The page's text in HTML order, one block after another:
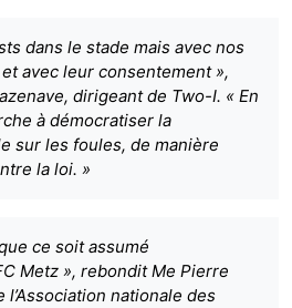
dans le stade mais avec nos
avec leur consentement »,
dirigeant de Two-I. « En
à démocratiser la
sur les foules, de manière
la loi. »
ce soit assumé
Metz », rebondit Me Pierre
l’Association nationale des